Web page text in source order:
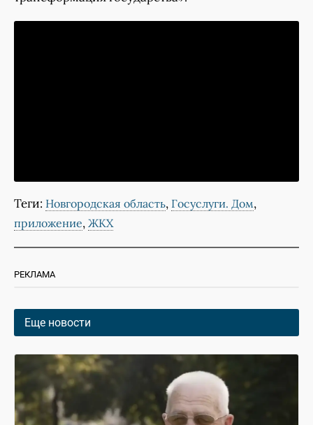
Теги: Новгородская область, Госуслуги. Дом,
приложение, ЖКХ
РЕКЛАМА
Еще новости